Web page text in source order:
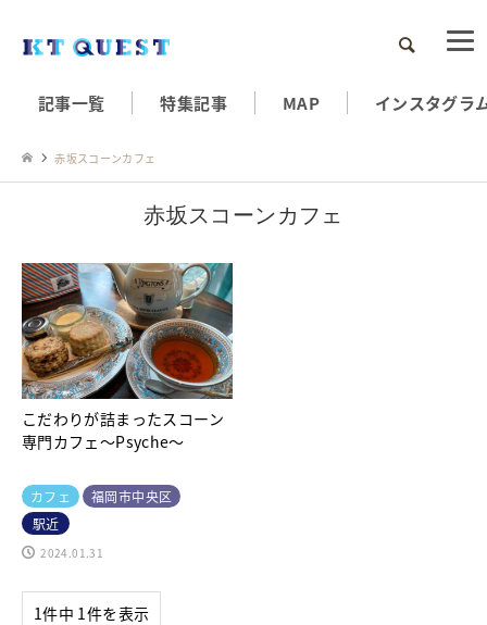
検索
記事一覧 特集記事 MAP インスタグラ
赤坂スコーンカフェ
赤坂スコーンカフェ
こだわりが詰まったスコーン
専門カフェ～Psyche～
カフェ
福岡市中央区
駅近
2024.01.31
1件中 1件を表示